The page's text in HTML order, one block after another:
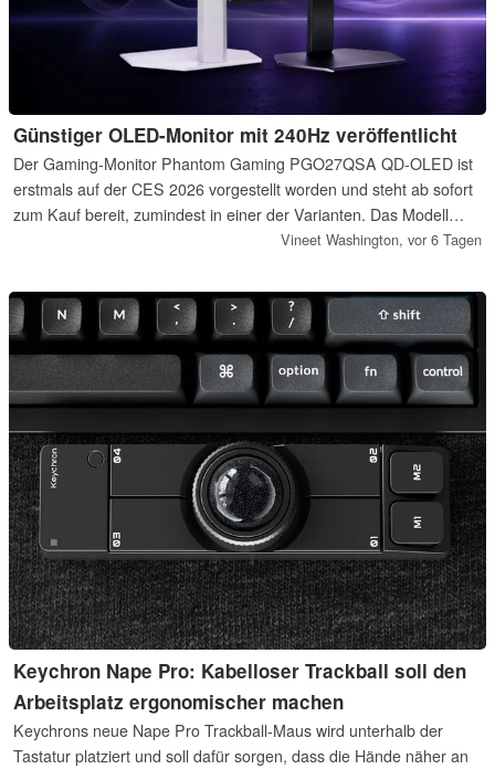
Günstiger OLED-Monitor mit 240Hz veröffentlicht
Der Gaming-Monitor Phantom Gaming PGO27QSA QD-OLED ist
erstmals auf der CES 2026 vorgestellt worden und steht ab sofort
zum Kauf bereit, zumindest in einer der Varianten. Das Modell
bietet eine Bildfrequenz von 240Hz sowie eine HDR-
Vineet Washington, vor 6 Tagen
Keychron Nape Pro: Kabelloser Trackball soll den
Arbeitsplatz ergonomischer machen
Keychrons neue Nape Pro Trackball-Maus wird unterhalb der
Tastatur platziert und soll dafür sorgen, dass die Hände näher an